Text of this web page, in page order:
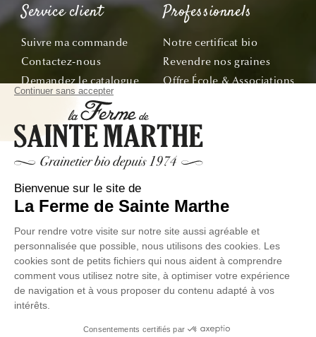
Service client
Suivre ma commande
Contactez-nous
Demandez le catalogue
Bon de commande
Tous nos conseils
Professionnels
Notre certificat bio
Revendre nos graines
Offre École & Associations
Abonnez-vous
E-mail
© La Ferme de Sainte Marthe - Tous droit réservés
Données